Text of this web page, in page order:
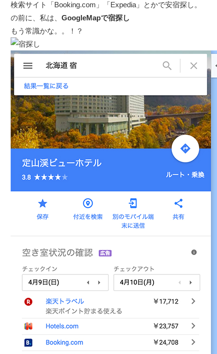
検索サイト「Booking.com 」「Expedia 」とかで安宿探し。
の前に、私は、GoogleMapで宿探し
もう常識かな。。！？